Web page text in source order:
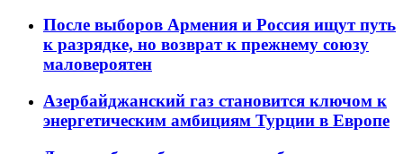
После выборов Армения и Россия ищут путь
к разрядке, но возврат к прежнему союзу
маловероятен
Азербайджанский газ становится ключом к
энергетическим амбициям Турции в Европе